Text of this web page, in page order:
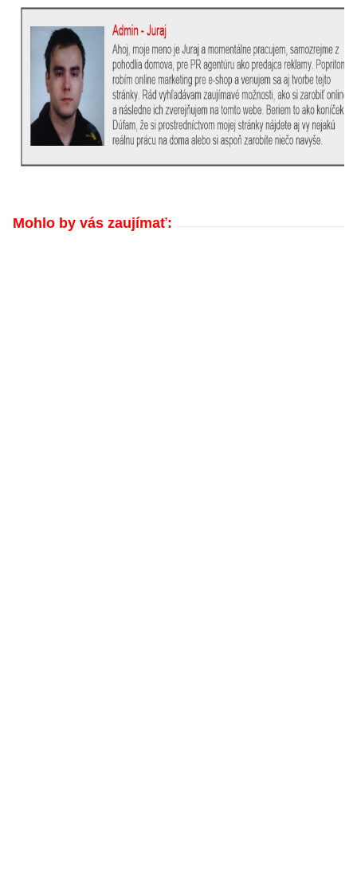
Mohlo by vás zaujímať: